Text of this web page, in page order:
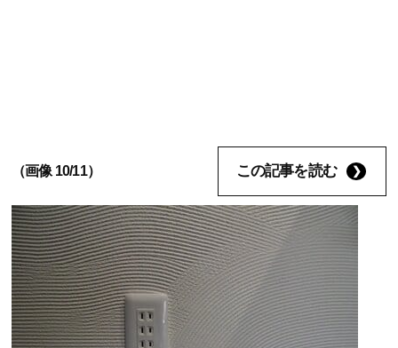
（画像 10/11） この記事を読む